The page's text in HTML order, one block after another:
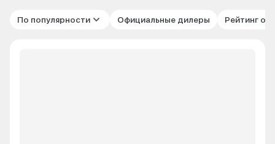
По популярности Официальные дилеры Рейтинг